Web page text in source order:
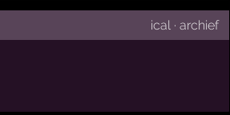
ical ·archief